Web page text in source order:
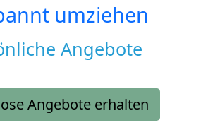
umziehen
Angebote
Angebote erhalten